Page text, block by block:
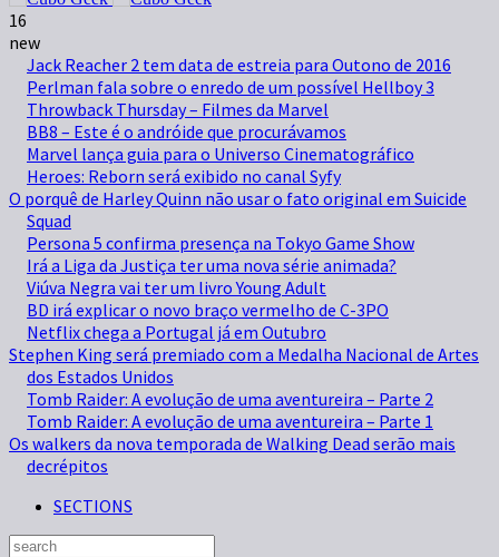
16
new
Jack Reacher 2 tem data de estreia para Outono de 2016
Perlman fala sobre o enredo de um possível Hellboy 3
Throwback Thursday – Filmes da Marvel
BB8 – Este é o andróide que procurávamos
Marvel lança guia para o Universo Cinematográfico
Heroes: Reborn será exibido no canal Syfy
O porquê de Harley Quinn não usar o fato original em Suicide
Squad
Persona 5 confirma presença na Tokyo Game Show
Irá a Liga da Justiça ter uma nova série animada?
Viúva Negra vai ter um livro Young Adult
BD irá explicar o novo braço vermelho de C-3PO
Netflix chega a Portugal já em Outubro
Stephen King será premiado com a Medalha Nacional de Artes
dos Estados Unidos
Tomb Raider: A evolução de uma aventureira – Parte 2
Tomb Raider: A evolução de uma aventureira – Parte 1
Os walkers da nova temporada de Walking Dead serão mais
decrépitos
SECTIONS